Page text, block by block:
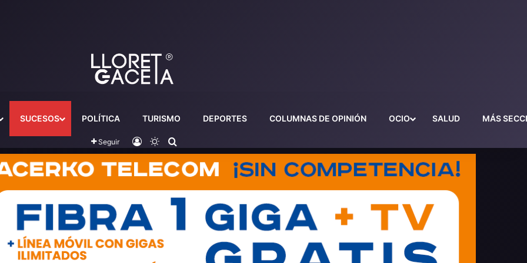
SUCESOS POLÍTICA TURISMO DEPORTES COLUMNAS DE OPINIÓN OCIO SALUD MÁS
Seguir Iniciar sesión
Switch skin